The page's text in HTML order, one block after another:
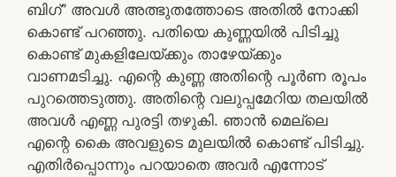
ബിഗ്” അവൾ അത്ഭുതത്തോടെ അതിൽ നോക്കി
കൊണ്ട് പറഞ്ഞു. പതിയെ കുണ്ണയിൽ പിടിച്ചു
കൊണ്ട് മുകളിലേയ്ക്കും താഴേയ്ക്കും
വാണമടിച്ചു. എന്റെ കുണ്ണ അതിന്റെ പൂർണ രൂപം
പുറത്തെടുത്തു. അതിന്റെ വലുപ്പമേറിയ തലയിൽ
അവൾ എണ്ണ പുരട്ടി തഴുകി. ഞാൻ മെല്ലെ
എന്റെ കൈ അവളുടെ മുലയിൽ കൊണ്ട് പിടിച്ചു.
എതിർപ്പൊന്നും പറയാതെ അവർ എന്നോട്